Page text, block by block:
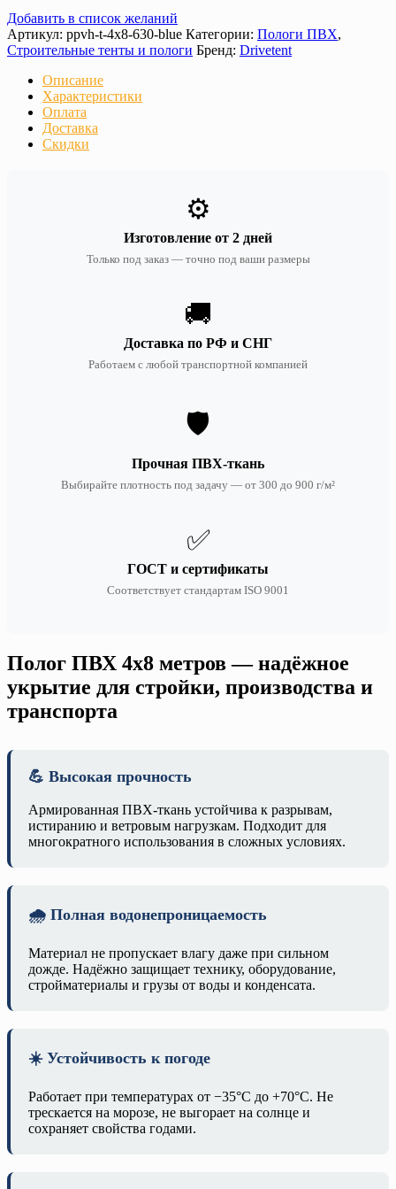
Добавить в список желаний
Артикул: ppvh-t-4х8-630-blue Категории: Пологи ПВХ,
Строительные тенты и пологи Бренд: Drivetent
Описание
Характеристики
Оплата
Доставка
Скидки
⚙️
Изготовление от 2 дней
Только под заказ — точно под ваши размеры
🚚
Доставка по РФ и СНГ
Работаем с любой транспортной компанией
🛡️
Прочная ПВХ-ткань
Выбирайте плотность под задачу — от 300 до 900 г/м²
✅
ГОСТ и сертификаты
Соответствует стандартам ISO 9001
Полог ПВХ 4х8 метров — надёжное
укрытие для стройки, производства и
транспорта
💪 Высокая прочность
Армированная ПВХ-ткань устойчива к разрывам,
истиранию и ветровым нагрузкам. Подходит для
многократного использования в сложных условиях.
🌧️ Полная водонепроницаемость
Материал не пропускает влагу даже при сильном
дожде. Надёжно защищает технику, оборудование,
стройматериалы и грузы от воды и конденсата.
☀️ Устойчивость к погоде
Работает при температурах от −35°C до +70°C. Не
трескается на морозе, не выгорает на солнце и
сохраняет свойства годами.